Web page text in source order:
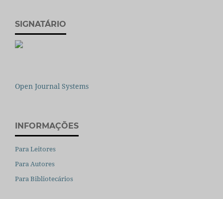
SIGNATÁRIO
Open Journal Systems
INFORMAÇÕES
Para Leitores
Para Autores
Para Bibliotecários